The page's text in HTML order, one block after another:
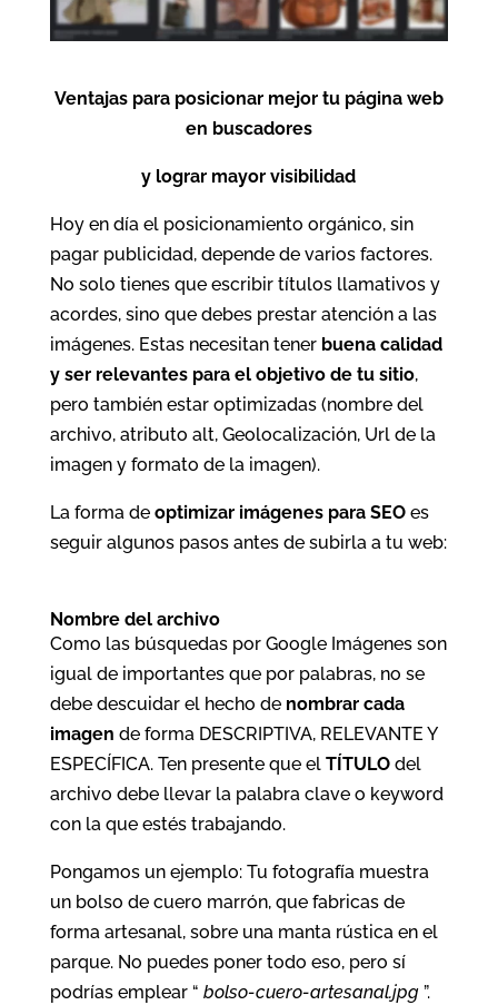
Ventajas para posicionar mejor tu página web
en buscadores
y lograr mayor visibilidad
Hoy en día el posicionamiento orgánico, sin
pagar publicidad, depende de varios factores.
No solo tienes que escribir títulos llamativos y
acordes, sino que debes prestar atención a las
imágenes. Estas necesitan tener buena calidad
y ser relevantes para el objetivo de tu sitio,
pero también estar optimizadas (nombre del
archivo, atributo alt, Geolocalización, Url de la
imagen y formato de la imagen).
La forma deoptimizar imágenes para SEOes
seguir algunos pasos antes de subirla a tu web:
Nombre del archivo
Como las búsquedas por Google Imágenes son
igual de importantes que por palabras, no se
debe descuidar el hecho de nombrar cada
imagen de forma DESCRIPTIVA, RELEVANTE Y
ESPECÍFICA. Ten presente que el TÍTULOdel
archivo debe llevar la palabra clave o keyword
con la que estés trabajando.
Pongamos un ejemplo: Tu fotografía muestra
un bolso de cuero marrón, que fabricas de
forma artesanal, sobre una manta rústica en el
parque. No puedes poner todo eso, pero sí
podrías emplear “ bolso-cuero-artesanal.jpg”.